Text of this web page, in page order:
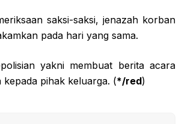
saksi-saksi, jenazah korban
pada hari yang sama.
yakni membuat berita acara
pihak keluarga. (*/red)